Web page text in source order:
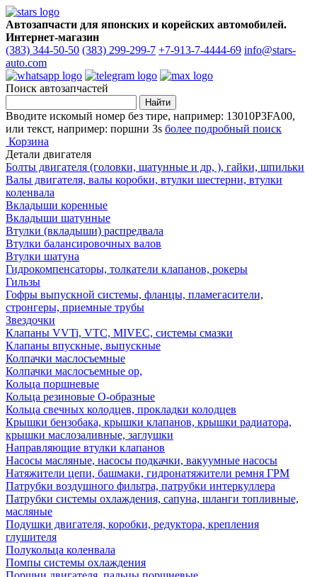
Автозапчасти для японских и корейских автомобилей.
Интернет-магазин
(383) 344-50-50 (383) 299-299-7 +7-913-7-4444-69 info@stars-
auto.com
Поиск автозапчастей
Вводите искомый номер без тире, например: 13010P3FA00,
или текст, например: поршни 3s более подробный поиск
Корзина
Детали двигателя
Болты двигателя (головки, шатунные и др, ), гайки, шпильки
Валы двигателя, валы коробки, втулки шестерни, втулки
коленвала
Вкладыши коренные
Вкладыши шатунные
Втулки (вкладыши) распредвала
Втулки балансировочных валов
Втулки шатуна
Гидрокомпенсаторы, толкатели клапанов, рокеры
Гильзы
Гофры выпускной системы, фланцы, пламегасители,
стронгеры, приемные трубы
Звездочки
Клапаны VVTi, VTC, MIVEC, системы смазки
Клапаны впускные, выпускные
Колпачки маслосъемные
Колпачки маслосъемные ор,
Кольца поршневые
Кольца резиновые О-образные
Кольца свечных колодцев, прокладки колодцев
Крышки бензобака, крышки клапанов, крышки радиатора,
крышки маслозаливные, заглушки
Направляющие втулки клапанов
Насосы масляные, насосы подкачки, вакуумные насосы
Натяжители цепи, башмаки, гидронатяжители ремня ГРМ
Патрубки воздушного фильтра, патрубки интеркуллера
Патрубки системы охлаждения, сапуна, шланги топливные,
масляные
Подушки двигателя, коробки, редуктора, крепления
глушителя
Полукольца коленвала
Помпы системы охлаждения